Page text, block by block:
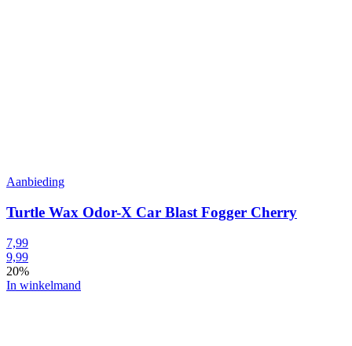
Aanbieding
Turtle Wax Odor-X Car Blast Fogger Cherry
7,99
9,99
20%
In winkelmand